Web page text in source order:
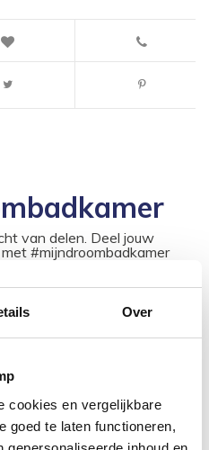
Over
cookies en vergelijkbare
goed te laten functioneren,
van delen. Deel jouw
#mijndroombadkamer